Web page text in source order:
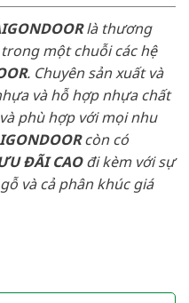
là thương
một chuỗi các hệ
. Chuyên sản xuất và
và hỗ hợp nhựa chất
phù hợp với mọi nhu
còn có
ĐÃI CAOđi kèm với sự
và cả phân khúc giá